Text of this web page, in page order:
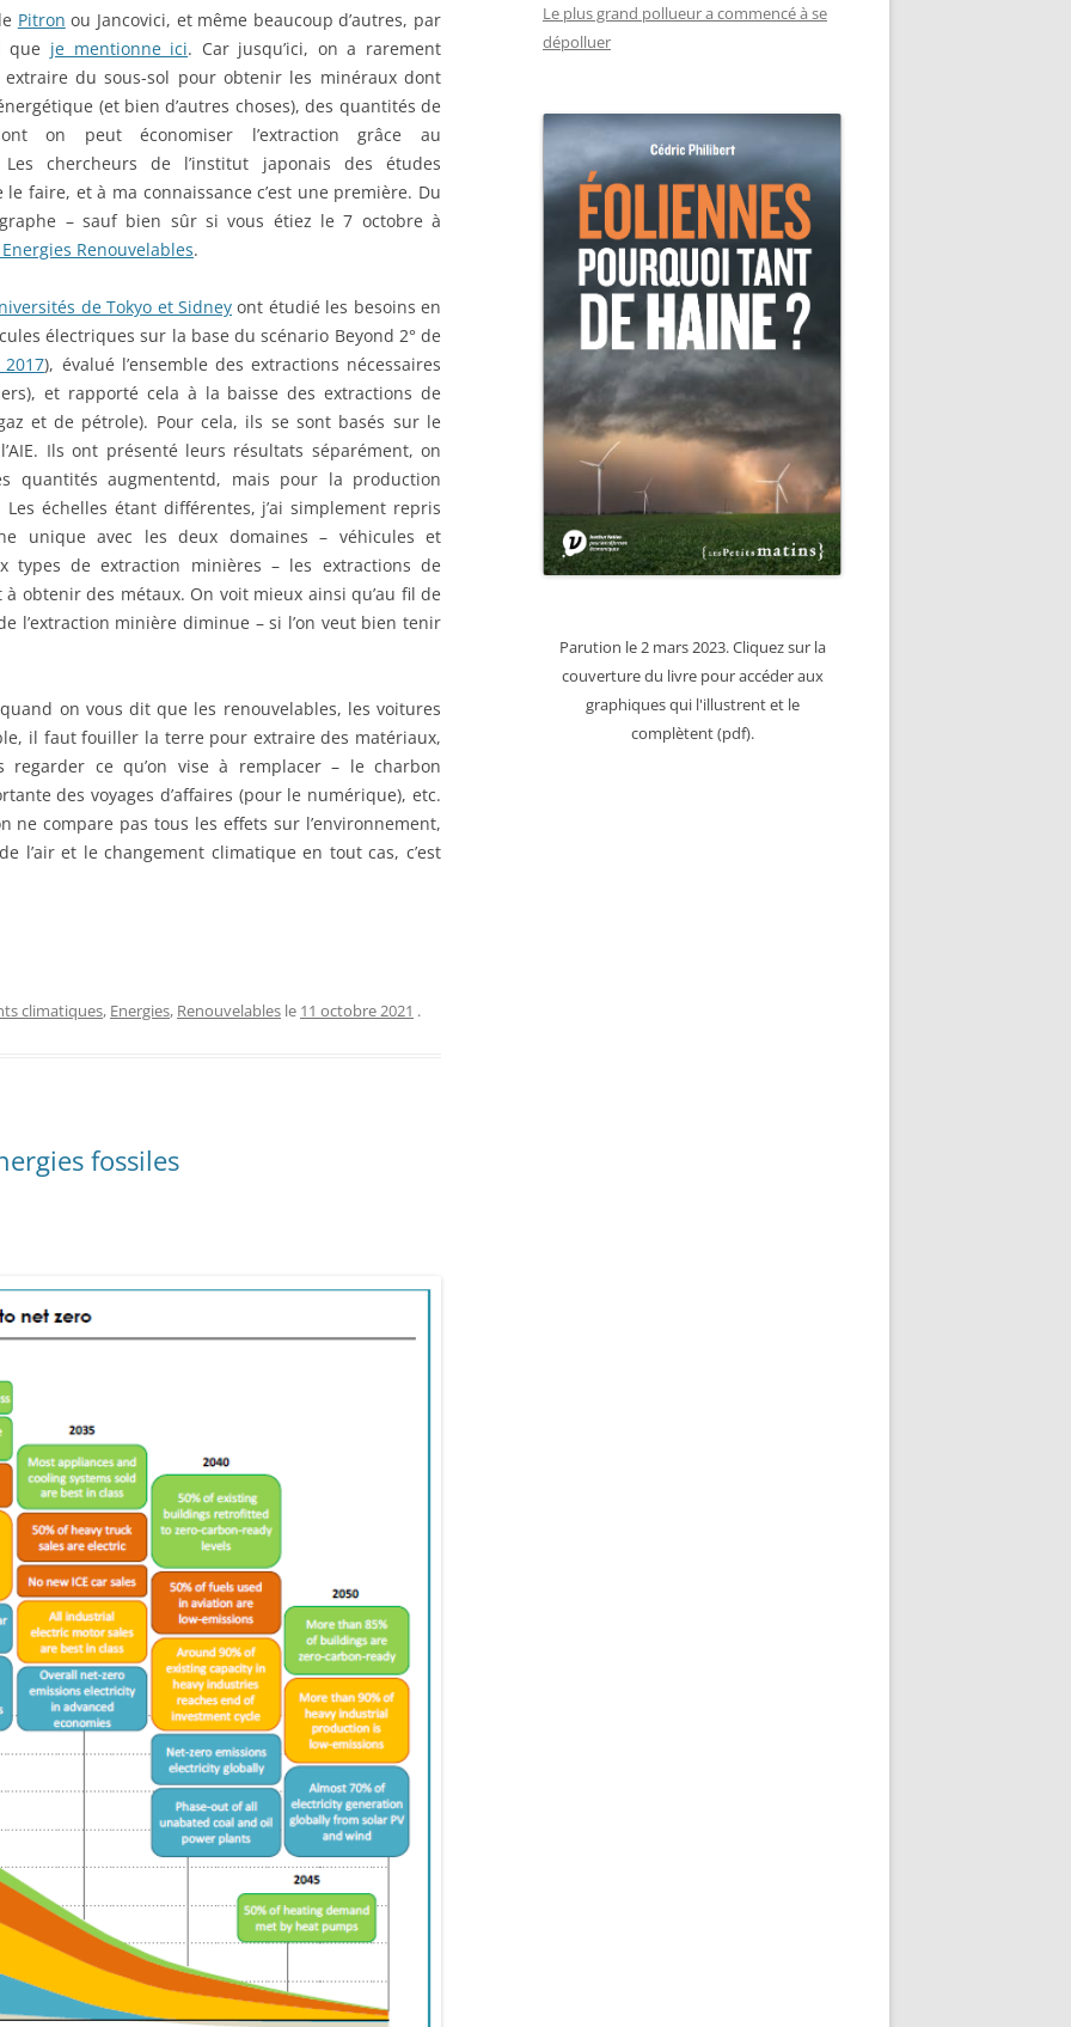
Pitron ou Jancovici, et même beaucoup d’autres, par
que je mentionne ici. Car jusqu’ici, on a rarement
du sous-sol pour obtenir les minéraux dont
(et bien d’autres choses), des quantités de
on peut économiser l’extraction grâce au
chercheurs de l’institut japonais des études
faire, et à ma connaissance c’est une première. Du
– sauf bien sûr si vous étiez le 7 octobre à
Renouvelables.
de Tokyo et Sidney ont étudié les besoins en
électriques sur la base du scénario Beyond 2° de
2017), évalué l’ensemble des extractions nécessaires
et rapporté cela à la baisse des extractions de
et de pétrole). Pour cela, ils se sont basés sur le
Ils ont présenté leurs résultats séparément, on
quantités augmententd, mais pour la production
échelles étant différentes, j’ai simplement repris
unique avec les deux domaines – véhicules et
types de extraction minières – les extractions de
obtenir des métaux. On voit mieux ainsi qu’au fil de
l’extraction minière diminue – si l’on veut bien tenir
on vous dit que les renouvelables, les voitures
il faut fouiller la terre pour extraire des matériaux,
regarder ce qu’on vise à remplacer – le charbon
des voyages d’affaires (pour le numérique), etc.
ne compare pas tous les effets sur l’environnement,
l’air et le changement climatique en tout cas, c’est
climatiques, Energies, Renouvelables le 11 octobre 2021 .
fossiles
Le plus grand pollueur a commencé à se
dépolluer
Parution le 2 mars 2023. Cliquez sur la
couverture du livre pour accéder aux
graphiques qui l'illustrent et le
complètent (pdf).